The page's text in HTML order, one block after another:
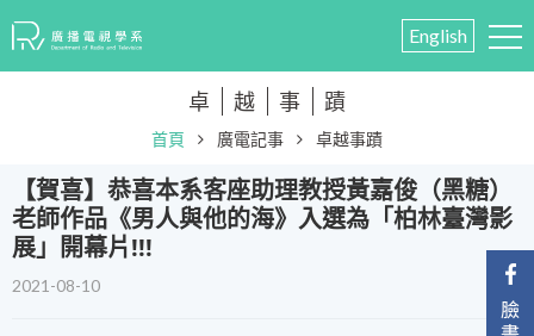
English
卓 越 事 蹟
首頁 廣電記事 卓越事蹟
【賀喜】恭喜本系客座助理教授黃嘉俊（黑糖）
老師作品《男人與他的海》入選為「柏林臺灣影
展」開幕片!!!
2021-08-10